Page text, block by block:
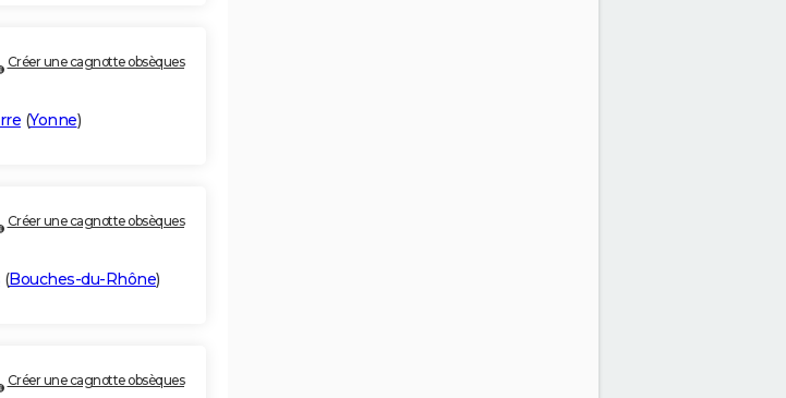
Créer une cagnotte obsèques
(Yonne)
Créer une cagnotte obsèques
(Bouches-du-Rhône)
Créer une cagnotte obsèques